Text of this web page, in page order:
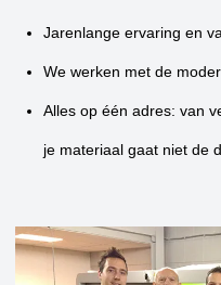
Jarenlange ervaring en
We werken met de
Alles op één adres: van
je materiaal gaat niet de